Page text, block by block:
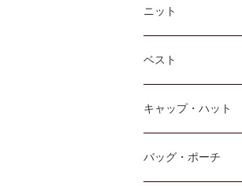
ニット
ベスト
キャップ・ハット
バッグ・ポーチ